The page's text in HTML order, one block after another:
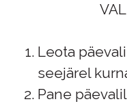
Leota
seejärel
Pane